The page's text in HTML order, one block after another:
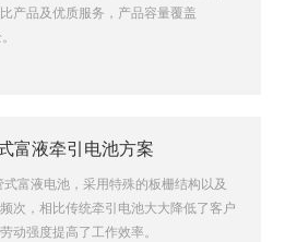
产品及优质服务，产品容量覆盖
富液牵引电池方案
富液电池，采用特殊的板栅结构以及
次，相比传统牵引电池大大降低了客户
动强度提高了工作效率。